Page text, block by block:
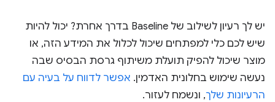
יש לך רעיון לשילוב של Baseline בדרך אחרת? יכול להיות
שיש לכם כלי למפתחים שיכול לכלול את המידע הזה, או
מוצר שיכול להפיק תועלת משיתוף גרסת הבסיס שבה
נעשה שימוש בחלונית האדמין. אפשר לדווח על בעיה עם
הרעיונות שלך, ונשמח לעזור.